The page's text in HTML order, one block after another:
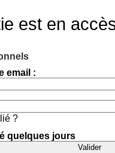
est en
email :
?
quelques jours